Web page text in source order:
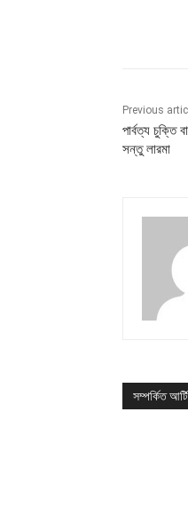
Previous
পার্বত্য চুক্তি
সন্তু লারমা
সম্পর্কিত